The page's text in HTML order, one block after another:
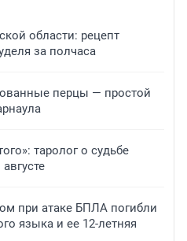
области: рецепт
за полчаса
перцы — простой
таролог о судьбе
при атаке БПЛА погибли
языка и ее 12-летняя